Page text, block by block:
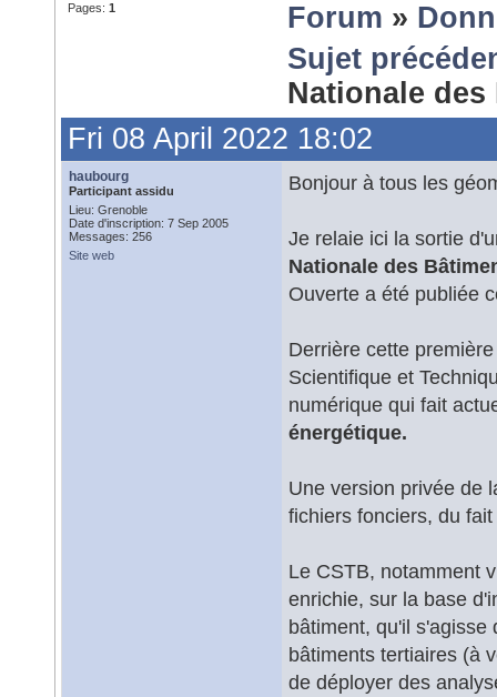
Pages: 1 Forum »
Sujet
Nationale
Fri 08 April 2022 18:02
haubourg
Participant assidu
Lieu: Grenoble
Date d'inscription: 7 Sep 2005
Messages: 256
Site web
Bonjour à tous les
Je relaie ici la sortie
Nationale des
Ouverte a été publiée
Derrière cette
Scientifique et
numérique qui fait
énergétique.
Une version privée de
fichiers fonciers, du
Le CSTB, notamment
enrichie, sur la base
bâtiment, qu'il
bâtiments tertiaires (à
de déployer des